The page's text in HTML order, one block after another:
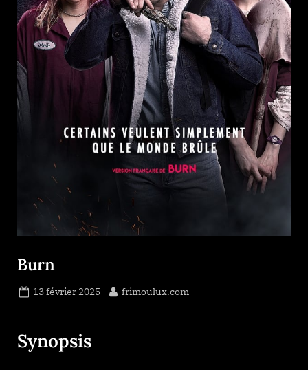
Burn
Posted
13 février 2025 By
frimoulux.com
Synopsis